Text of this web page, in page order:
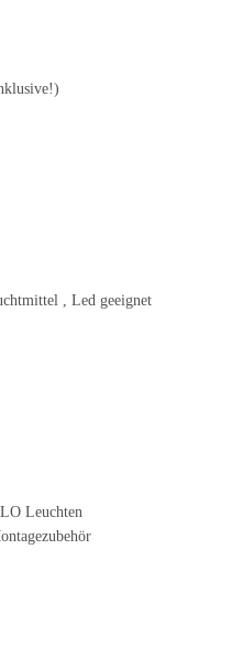
, Led geeignet
Leuchten